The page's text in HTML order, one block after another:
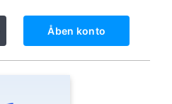
Åben konto